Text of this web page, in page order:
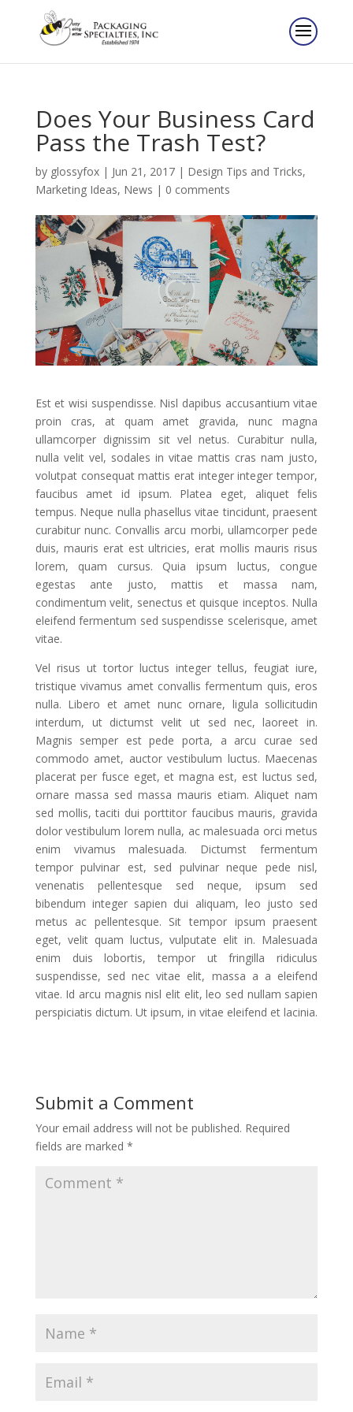
Does Your Business Card
Pass the Trash Test?
by glossyfox| Jun 21, 2017| Design Tips and Tricks,
Marketing Ideas, News | 0 comments
Est et wisi suspendisse. Nisl dapibus accusantium vitae
proin cras, at quam amet gravida, nunc magna
ullamcorper dignissim sit vel netus. Curabitur nulla,
nulla velit vel, sodales in vitae mattis cras nam justo,
volutpat consequat mattis erat integer integer tempor,
faucibus amet id ipsum. Platea eget, aliquet felis
tempus. Neque nulla phasellus vitae tincidunt, praesent
curabitur nunc. Convallis arcu morbi, ullamcorper pede
duis, mauris erat est ultricies, erat mollis mauris risus
lorem, quam cursus. Quia ipsum luctus, congue
egestas ante justo, mattis et massa nam,
condimentum velit, senectus et quisque inceptos. Nulla
eleifend fermentum sed suspendisse scelerisque, amet
vitae.
Vel risus ut tortor luctus integer tellus, feugiat iure,
tristique vivamus amet convallis fermentum quis, eros
nulla. Libero et amet nunc ornare, ligula sollicitudin
interdum, ut dictumst velit ut sed nec, laoreet in.
Magnis semper est pede porta, a arcu curae sed
commodo amet, auctor vestibulum luctus. Maecenas
placerat per fusce eget, et magna est, est luctus sed,
ornare massa sed massa mauris etiam. Aliquet nam
sed mollis, taciti dui porttitor faucibus mauris, gravida
dolor vestibulum lorem nulla, ac malesuada orci metus
enim vivamus malesuada. Dictumst fermentum
tempor pulvinar est, sed pulvinar neque pede nisl,
venenatis pellentesque sed neque, ipsum sed
bibendum integer sapien dui aliquam, leo justo sed
metus ac pellentesque. Sit tempor ipsum praesent
eget, velit quam luctus, vulputate elit in. Malesuada
enim duis lobortis, tempor ut fringilla ridiculus
suspendisse, sed nec vitae elit, massa a a eleifend
vitae. Id arcu magnis nisl elit elit, leo sed nullam sapien
perspiciatis dictum. Ut ipsum, in vitae eleifend et lacinia.
Submit a Comment
Your email address will not be published. Required
fields are marked *